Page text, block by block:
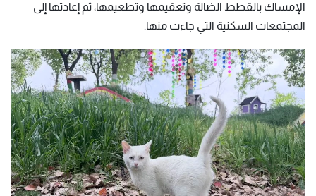
الإمساك بالقطط الضالة وتعقيمها وتطعيمها، ثم إعادتها إلى
المجتمعات السكنية التي جاءت منها.